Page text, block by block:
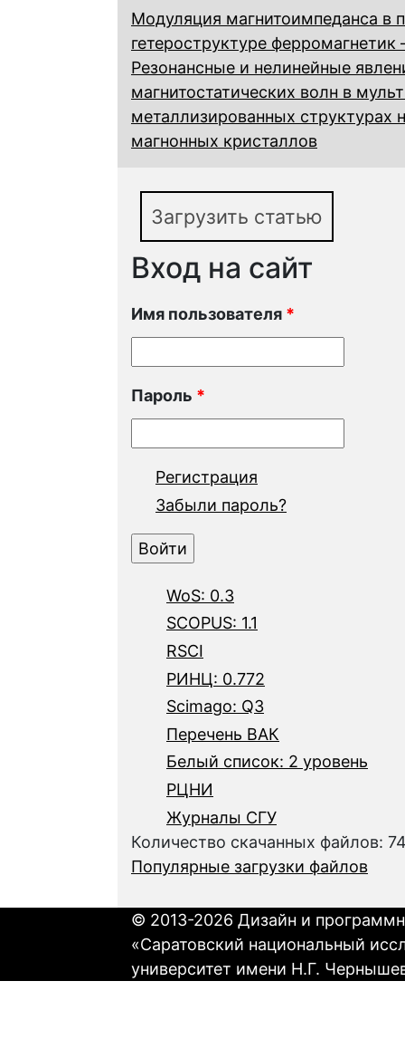
Модуляция магнитоимпеданса в
гетероструктуре ферромагнетик
Резонансные и нелинейные
магнитостатических волн в
металлизированных структурах
магнонных кристаллов
Загрузить статью
Вход на сайт
Имя пользователя *
Пароль *
Регистрация
Забыли пароль?
WoS: 0.3
SCOPUS: 1.1
RSCI
РИНЦ: 0.772
Scimago: Q3
Перечень ВАК
Белый список: 2 уровень
РЦНИ
Журналы СГУ
Количество скачанных файлов:
Популярные загрузки файлов
© 2013-2026 Дизайн и
«Саратовский национальный
университет имени Н.Г.